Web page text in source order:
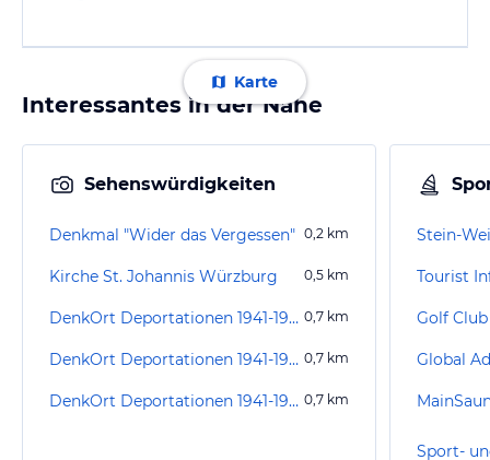
Karte
Interessantes in der Nähe
Sehenswürdigkeiten
Denkmal "Wider das Vergessen" 0,2 km
Kirche St. Johannis Würzburg 0,5 km
DenkOrt Deportationen 1941-1944 Schweinfurt 0,7 km
DenkOrt Deportationen 1941-1944 Dettelbach 0,7 km
DenkOrt Deportationen 1941-1944 Würzburg 0,7 km
Stein-
Golf
Sport-